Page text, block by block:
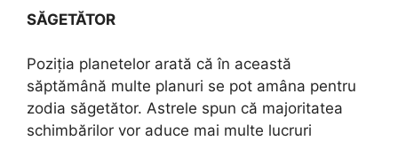
SĂGETĂTOR
Poziția planetelor arată că în această
săptămână multe planuri se pot amâna pentru
zodia săgetător. Astrele spun că majoritatea
schimbărilor vor aduce mai multe lucruri